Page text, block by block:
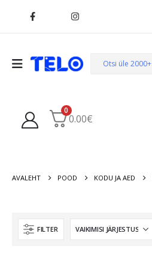
0
0.00€
AVALEHT POOD KODU JA AED
FILTER